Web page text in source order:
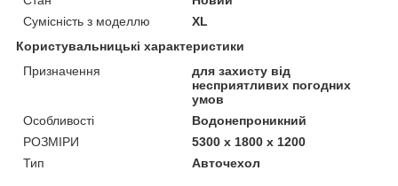
Сумісність з моделлю
XL
Користувальницькі характеристики
Призначення
для захисту від
несприятливих погодних
умов
Особливості
Водонепроникний
РОЗМІРИ
5300 x 1800 x 1200
Тип
Авточехол